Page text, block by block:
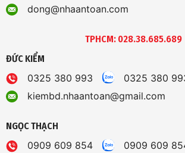
dong@nhaantoan.com
TPHCM: 028.38.685.689
ĐỨC KIỂM
0325 380 993
0325 380
kiembd.nhaantoan@gmail.com
NGỌC THẠCH
0909 609 854
0909 609